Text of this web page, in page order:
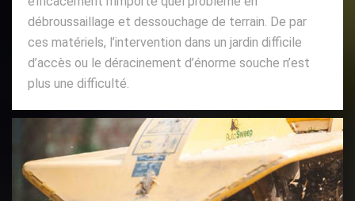
débroussaillage et dessouchage de terrain. De par
ces matériels, l’intervention dans un jardin difficile
d’accès ou le déracinement d’énorme souche n’est
plus une difficulté.